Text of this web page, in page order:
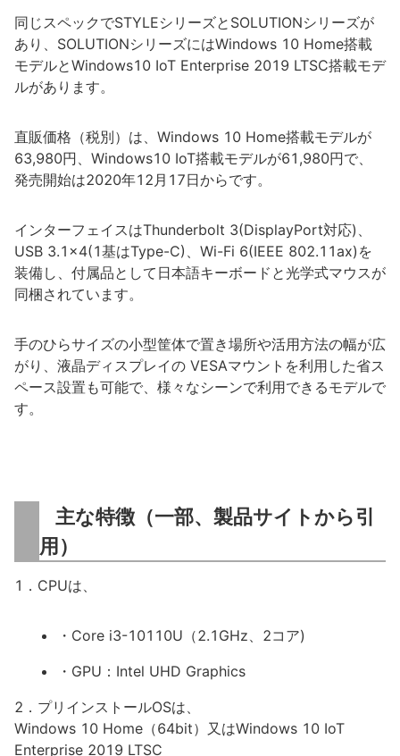
同じスペックでSTYLEシリーズとSOLUTIONシリーズが
あり、SOLUTIONシリーズにはWindows 10 Home搭載
モデルとWindows10 IoT Enterprise 2019 LTSC搭載モデ
ルがあります。
直販価格（税別）は、Windows 10 Home搭載モデルが
63,980円、Windows10 IoT搭載モデルが61,980円で、
発売開始は2020年12月17日からです。
インターフェイスはThunderbolt 3(DisplayPort対応)、
USB 3.1×4(1基はType-C)、Wi-Fi 6(IEEE 802.11ax)を
装備し、付属品として日本語キーボードと光学式マウスが
同梱されています。
手のひらサイズの小型筐体で置き場所や活用方法の幅が広
がり、液晶ディスプレイの VESAマウントを利用した省ス
ペース設置も可能で、様々なシーンで利用できるモデルで
す。
主な特徴（一部、製品サイトから引
用）
1．CPUは、
・Core i3-10110U（2.1GHz、2コア)
・GPU：Intel UHD Graphics
2．プリインストールOSは、
Windows 10 Home（64bit）又はWindows 10 IoT
Enterprise 2019 LTSC